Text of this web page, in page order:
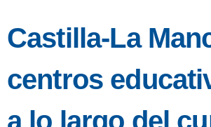
Castilla-La
centros
a lo largo del